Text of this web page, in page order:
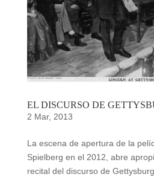
EL DISCURSO DE
2 Mar, 2013
La escena de apertura de la
Spielberg en el 2012, abre
recital del discurso de